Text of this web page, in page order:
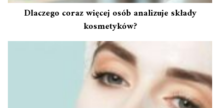
Dlaczego coraz więcej osób analizuje składy
kosmetyków?